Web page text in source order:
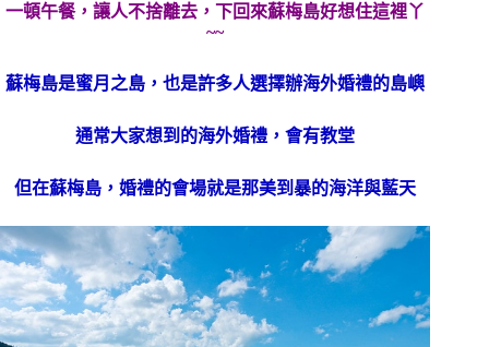
蘇梅島是蜜月之島，也是許多人選擇辦海外婚禮的島嶼
通常大家想到的海外婚禮，會有教堂
但在蘇梅島，婚禮的會場就是那美到暴的海洋與藍天